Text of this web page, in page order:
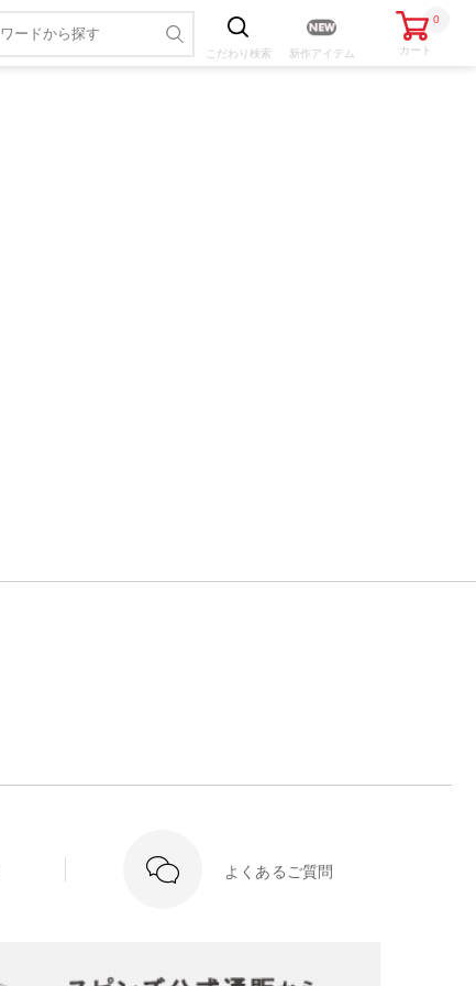
こだわり 検索 新作アイテム
0
カート
よくあるご質問